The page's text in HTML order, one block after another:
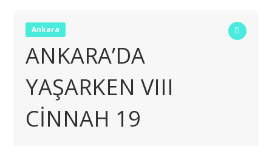
Ankara
ANKARA’DA
YAŞARKEN VIII
CİNNAH 19